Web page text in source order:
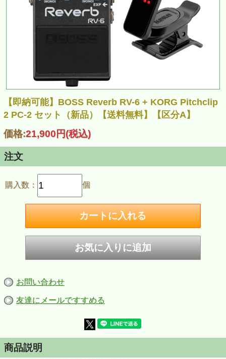
【即納可能】BOSS Reverb RV-6 + KORG Pitchclip
2 PC-2 セット（新品）【送料無料】【区分A】
価格:21,900円(税込)
注文
購入数： 個
お問い合わせ
友達にメールですすめる
商品説明